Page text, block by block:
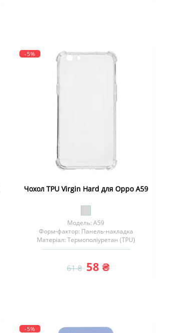
-5%
Чохол TPU Virgin Hard для Oppo A59
Модель: A59
Форм-фактор: Панель-накладка
Матеріал: Термополіуретан (TPU)
61 ₴ 58 ₴
-5%